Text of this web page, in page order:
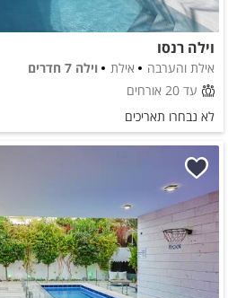
וילה רנסו
אילת והערבה אילת
וילה 7 חדרים
עד 20 אורחים
לא נבחרו תאריכים